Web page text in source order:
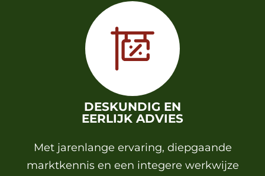
DESKUNDIG EN
EERLIJK ADVIES
Met jarenlange ervaring, diepgaande
marktkennis en een integere werkwijze